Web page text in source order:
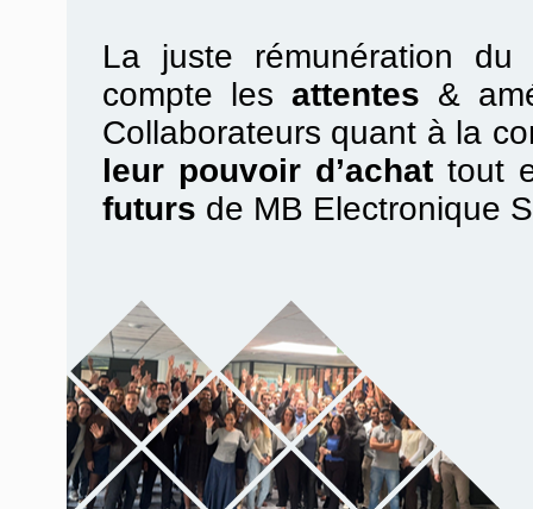
La juste rémunération du
compte les attentes &
Collaborateurs quant à la
leur pouvoir d’achattout
futurs de MB Electronique